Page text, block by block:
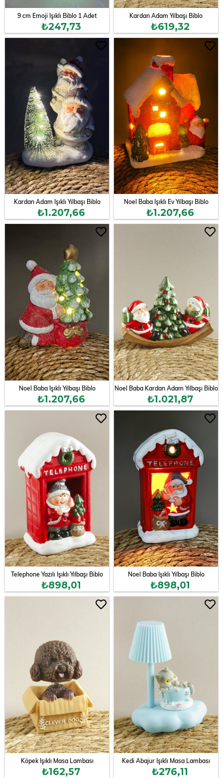
9 cm Emoji Işıklı Biblo 1 Adet
₺247,73
Kardan Adam Yılbaşı Biblo
₺619,32
Kardan Adam Işıklı Yılbaşı Biblo
₺1.207,66
Noel Baba Işıklı Ev Yılbaşı Biblo
₺1.207,66
Noel Baba Işıklı Yılbaşı Biblo
₺1.207,66
Noel Baba Kardan Adam Yılbaşı Biblo
₺1.021,87
Telephone Yazılı Işıklı Yılbaşı Biblo
₺898,01
Noel Baba Işıklı Yılbaşı Biblo
₺898,01
Köpek Işıklı Masa Lambası
₺162,57
Kedi Abajur Işıklı Masa Lambası
₺276,11